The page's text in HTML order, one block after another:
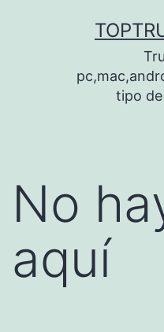
tipo
No
aquí